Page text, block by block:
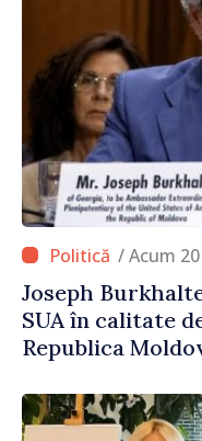
/ Acum
Joseph
SUA în calitate
Republica